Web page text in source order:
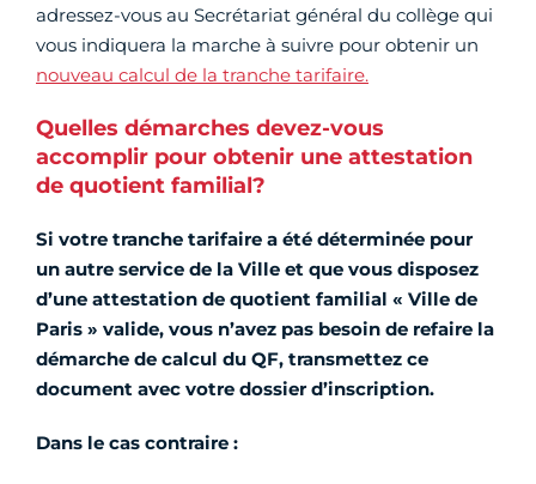
adressez-vous au Secrétariat général du collège qui
vous indiquera la marche à suivre pour obtenir un
nouveau calcul de la tranche tarifaire.
Quelles démarches devez-vous
accomplir pour obtenir une attestation
de quotient familial?
Si votre tranche tarifaire a été déterminée pour
un autre service de la Ville et que vous disposez
d’une attestation de quotient familial « Ville de
Paris » valide, vous n’avez pas besoin de refaire la
démarche de calcul du QF, transmettez ce
document avec votre dossier d’inscription.
Dans le cas contraire :